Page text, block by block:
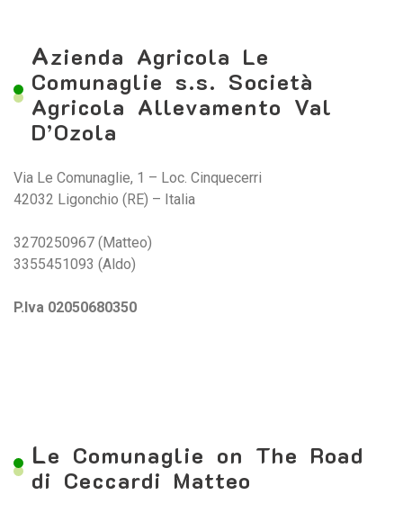
Azienda Agricola Le
Comunaglie s.s. Società
Agricola Allevamento Val
D’Ozola
Via Le Comunaglie, 1 – Loc. Cinquecerri
42032 Ligonchio (RE) – Italia
3270250967 (Matteo)
3355451093 (Aldo)
P.Iva 02050680350
Le Comunaglie on The Road
di Ceccardi Matteo